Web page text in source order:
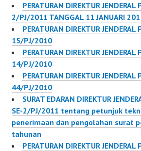
PERATURAN DIREKTUR JENDERAL
2/PJ/2011 TANGGAL 11 JANUARI
PERATURAN DIREKTUR JENDERAL
15/PJ/2010
PERATURAN DIREKTUR JENDERAL
14/PJ/2010
PERATURAN DIREKTUR JENDERAL
44/PJ/2010
SURAT EDARAN DIREKTUR
SE-2/PJ/2011 tentang petunjuk
penerimaan dan pengolahan surat
tahunan
PERATURAN DIREKTUR JENDERAL